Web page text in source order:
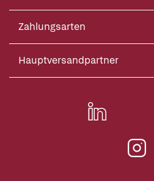
Zahlungsarten
Hauptversandpartner